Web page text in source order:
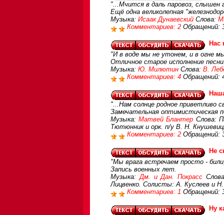
"...Мчится в даль паровоз, слышен
Ещё одна великолепная
Музыка: Исаак Дунаевский Слова:
Комментариев: 2 Обращений:
Нас
"И в воде мы не утонем, и в огне
Отличное старое исполнение
Музыка: Ю. Милютин Слова: В.
Комментариев: 4 Обращений:
"...Нам солнце родное приветливо
Замечательная оптимистическая
Музыка:Матвей Блантер Слова:
Тютюнник и орк. п/у В. Н.
Комментариев: 2 Обращений:
Не
"Мы врага встречаем просто -
Запись военных лет.
Музыка:Дм. и Дан. Покрасс
Лицвенко. Солисты: А. Куслеев и
Комментариев: 1 Обращений:
Ну